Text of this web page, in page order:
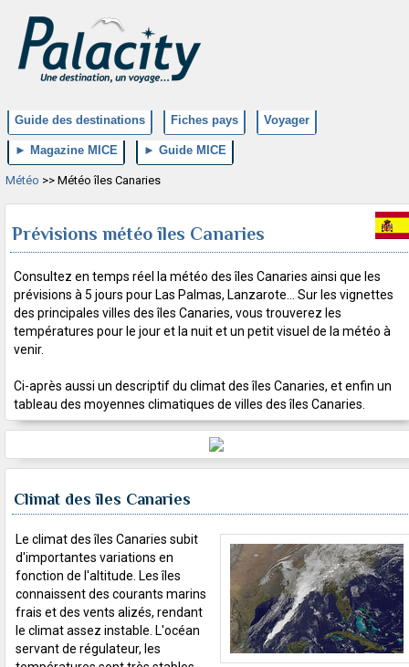
Guide des destinations Fiches pays Voyager
► Magazine MICE ► Guide MICE
Météo >> Météo îles Canaries
Prévisions météo îles Canaries
Consultez en temps réel la météo des îles Canaries ainsi que les
prévisions à 5 jours pour Las Palmas, Lanzarote... Sur les vignettes
des principales villes des îles Canaries, vous trouverez les
températures pour le jour et la nuit et un petit visuel de la météo à
venir.
Ci-après aussi un descriptif du climat des îles Canaries, et enfin un
tableau des moyennes climatiques de villes des îles Canaries.
Climat des îles Canaries
Le climat des îles Canaries subit
d'importantes variations en
fonction de l'altitude. Les îles
connaissent des courants marins
frais et des vents alizés, rendant
le climat assez instable. L'océan
servant de régulateur, les